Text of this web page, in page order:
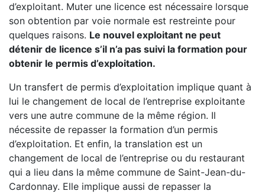
d’exploitant. Muter une licence est nécessaire lorsque
son obtention par voie normale est restreinte pour
quelques raisons. Le nouvel exploitant ne peut
détenir de licence s’il n’a pas suivi la formation pour
obtenir le permis d’exploitation.
Un transfert de permis d’exploitation implique quant à
lui le changement de local de l’entreprise exploitante
vers une autre commune de la même région. Il
nécessite de repasser la formation d’un permis
d’exploitation. Et enfin, la translation est un
changement de local de l’entreprise ou du restaurant
qui a lieu dans la même commune de Saint-Jean-du-
Cardonnay. Elle implique aussi de repasser la